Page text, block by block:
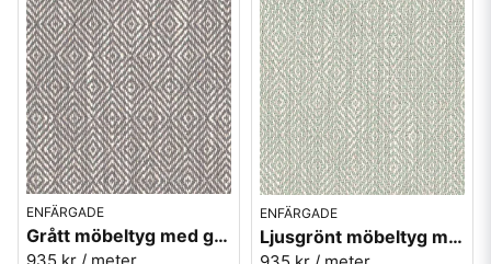
ENFÄRGADE
Grått möbeltyg med gåsögon - Magdalena nr.17
ENFÄRGADE
Ljusgrönt möbeltyg med gåsögon - Magdalena nr.13